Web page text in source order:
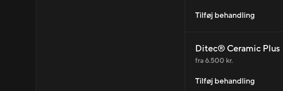
Tilføj behandling
Ditec® Ceramic Plus
fra 6.500 kr.
Tilføj behandling